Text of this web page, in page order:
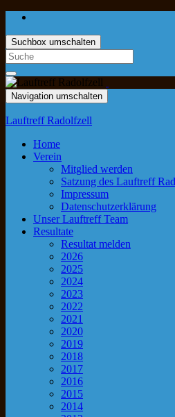
Suchbox umschalten
Navigation umschalten
Lauftreff Radolfzell
Home
Verein
Mitglied werden
Satzung des Lauftreff
Impressum
Datenschutzerklärung
Unser Lauftreff Team
Resultate
Resultat melden
2026
2025
2024
2023
2022
2021
2020
2019
2018
2017
2016
2015
2014